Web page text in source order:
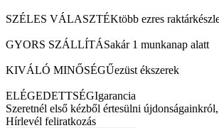
SZÉLES VÁLASZTÉKtöbb ezres
GYORS SZÁLLÍTÁSakár 1 munkanap alatt
KIVÁLÓ MINŐSÉGŰezüst ékszerek
ELÉGEDETTSÉGIgarancia
Szeretnél első kézből értesülni
Hírlevél feliratkozás